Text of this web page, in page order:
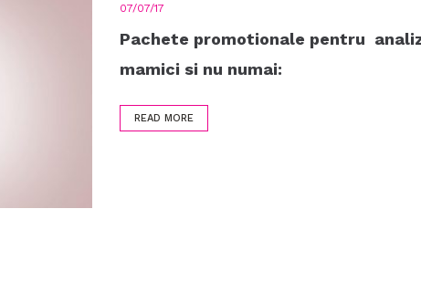
07/07/17
Pachete promotionale pentru
mamici si nu numai:
READ MORE